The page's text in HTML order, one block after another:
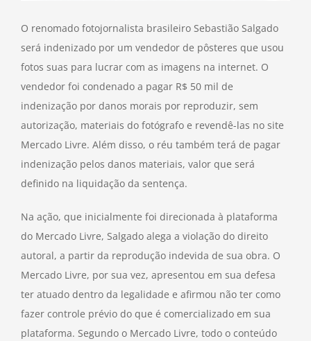
O renomado fotojornalista brasileiro Sebastião Salgado
será indenizado por um vendedor de pôsteres que usou
fotos suas para lucrar com as imagens na internet. O
vendedor foi condenado a pagar R$ 50 mil de
indenização por danos morais por reproduzir, sem
autorização, materiais do fotógrafo e revendê-las no site
Mercado Livre. Além disso, o réu também terá de pagar
indenização pelos danos materiais, valor que será
definido na liquidação da sentença.
Na ação, que inicialmente foi direcionada à plataforma
do Mercado Livre, Salgado alega a violação do direito
autoral, a partir da reprodução indevida de sua obra. O
Mercado Livre, por sua vez, apresentou em sua defesa
ter atuado dentro da legalidade e afirmou não ter como
fazer controle prévio do que é comercializado em sua
plataforma. Segundo o Mercado Livre, todo o conteúdo